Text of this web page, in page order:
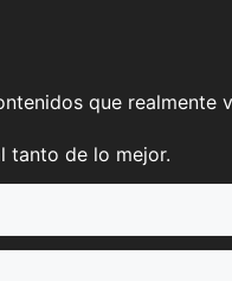
que realmente
tanto de lo mejor.